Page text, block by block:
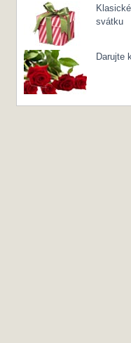
svátku
Darujte